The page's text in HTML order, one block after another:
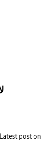
Latest post on